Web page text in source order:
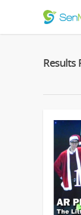
Results